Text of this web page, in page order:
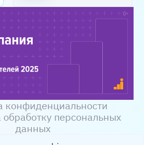
конфиденциальности
обработку персональных
данных
2003-2026 Информация